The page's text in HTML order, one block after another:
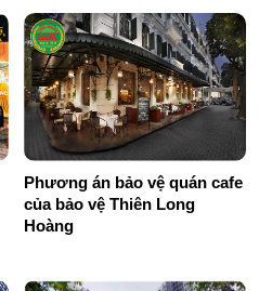
Phương án bảo vệ quán cafe
của bảo vệ Thiên Long
Hoàng